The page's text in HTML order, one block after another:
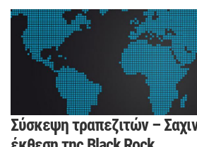
Σύσκεψη τραπεζιτών –